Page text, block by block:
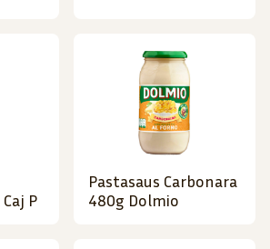
P
Pastasaus Carbonara
480g Dolmio